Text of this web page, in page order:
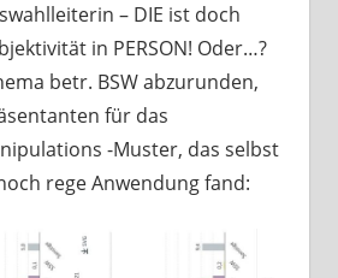
– DIE ist doch
in PERSON! Oder…?
betr. BSW abzurunden,
für das
-Muster, das selbst
rege Anwendung fand: